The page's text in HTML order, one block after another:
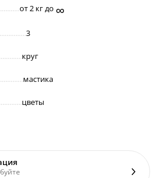
от 2 кг до ∞
3
круг
мастика
цветы